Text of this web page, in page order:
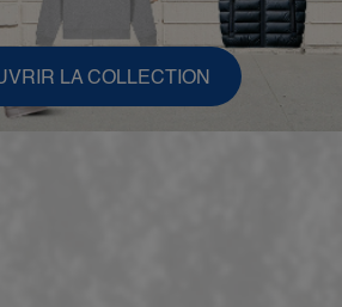
LA COLLECTION